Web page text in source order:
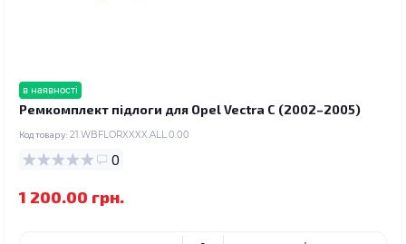
в наявності
Ремкомплект підлоги для Opel Vectra C (2002–2005)
Код товару: 21.WBFLORXXXX.ALL.0.00
0
1 200.00 грн.